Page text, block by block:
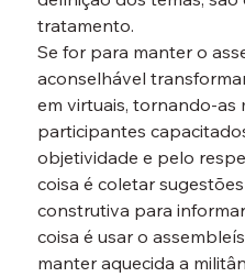
tratamento.
Se for para manter o
aconselhável
em virtuais, tornando-as
participantes
objetividade e pelo
coisa é coletar
construtiva para
coisa é usar o
manter aquecida a